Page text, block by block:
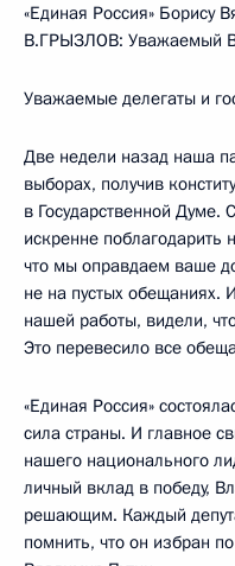
«Единая Россия» Борису
В.ГРЫЗЛОВ: Уважаемый
Уважаемые делегаты и
Две недели назад наша
выборах, получив
в Государственной Думе.
искренне поблагодарить
что мы оправдаем ваше
не на пустых обещаниях.
нашей работы, видели,
Это перевесило все
«Единая Россия»
сила страны. И главное
нашего национального
личный вклад в победу,
решающим. Каждый
помнить, что он избран